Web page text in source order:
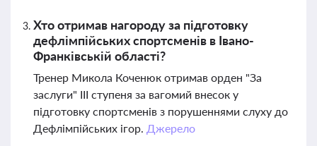
Хто отримав нагороду за підготовку
дефлімпійських спортсменів в Івано-
Франківській області?
Тренер Микола Коченюк отримав орден "За
заслуги" ІІІ ступеня за вагомий внесок у
підготовку спортсменів з порушеннями слуху до
Дефлімпійських ігор. Джерело